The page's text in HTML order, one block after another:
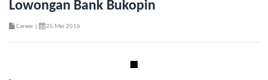
Lowongan Bank Bukopin
Career | 25 Mei 2016